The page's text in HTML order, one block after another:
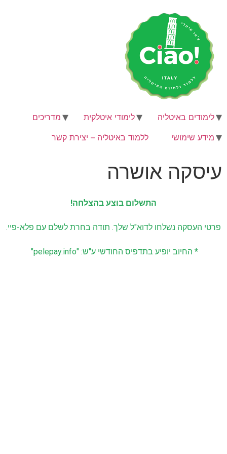
לימודים באיטליה לימודי איטלקית
מדריכים
מידע שימושי
ללמוד באיטליה – יצירת קשר
עיסקה אושרה
התשלום בוצע בהצלחה!
פרטי העסקה נשלחו לדוא"ל שלך. תודה בחרת לשלם עם פלא-פיי.
* החיוב יופיע בתדפיס החודשי ע"ש: "pelepay.info"